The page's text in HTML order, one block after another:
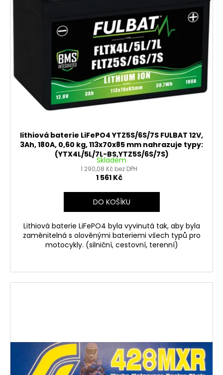
ů
r
o
d
t
ů
lithiová baterie LiFePO4 YTZ5S/6S/7S FULBAT 12V,
3Ah, 180A, 0,60 kg, 113x70x85 mm nahrazuje typy:
(YTX4L/5L/7L-BS,YTZ5S/6S/7S)
Skladem
1 290,08 Kč bez DPH
1 561 Kč
DO KOŠÍKU
Lithiová baterie LiFePO4 byla vyvinutá tak, aby byla
zaměnitelná s olověnými bateriemi všech typů pro
motocykly. (silniční, cestovní, terenní)